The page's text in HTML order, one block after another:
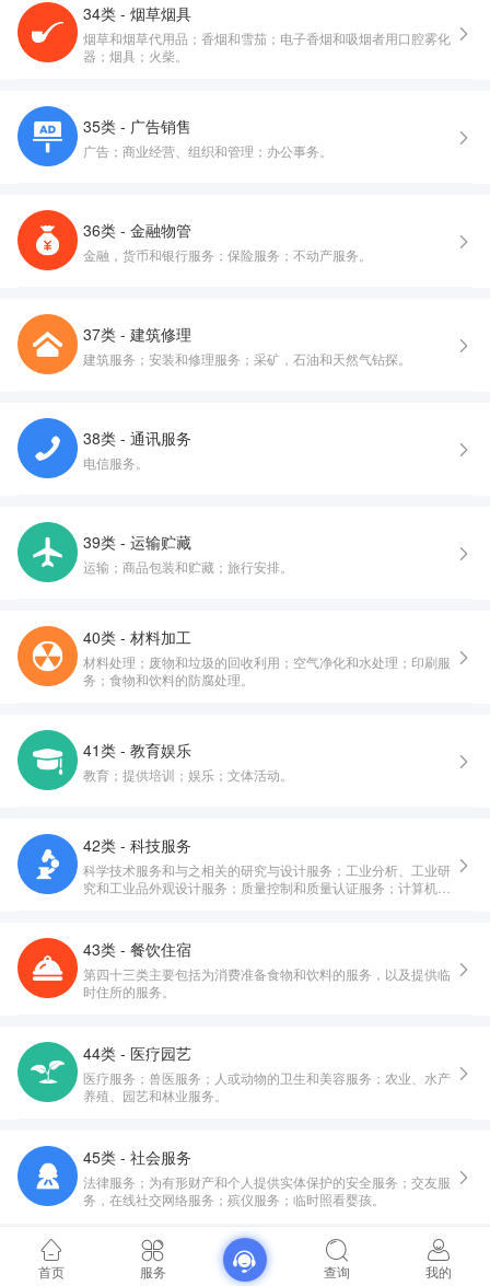
34类 - 烟草烟具
烟草和烟草代用品；香烟和雪茄；电子香烟和吸烟者用口腔雾化
器；烟具；火柴。
35类 - 广告销售
广告；商业经营、组织和管理；办公事务。
36类 - 金融物管
金融，货币和银行服务；保险服务；不动产服务。
37类 - 建筑修理
建筑服务；安装和修理服务；采矿，石油和天然气钻探。
38类 - 通讯服务
电信服务。
39类 - 运输贮藏
运输；商品包装和贮藏；旅行安排。
40类 - 材料加工
材料处理；废物和垃圾的回收利用；空气净化和水处理；印刷服
务；食物和饮料的防腐处理。
41类 - 教育娱乐
教育；提供培训；娱乐；文体活动。
42类 - 科技服务
科学技术服务和与之相关的研究与设计服务；工业分析、工业研
究和工业品外观设计服务；质量控制和质量认证服务；计算机硬
43类 - 餐饮住宿
第四十三类主要包括为消费准备食物和饮料的服务，以及提供临
时住所的服务。
44类 - 医疗园艺
医疗服务；兽医服务；人或动物的卫生和美容服务；农业、水产
养殖、园艺和林业服务。
45类 - 社会服务
法律服务；为有形财产和个人提供实体保护的安全服务；交友服
务，在线社交网络服务；殡仪服务；临时照看婴孩。
首页 服务 查询 我的